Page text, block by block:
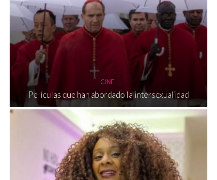
CINE
Películas que han abordado la intersexualidad